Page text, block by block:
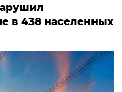
в 438 населенных